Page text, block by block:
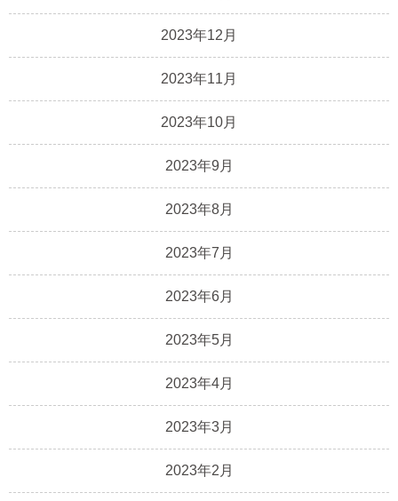
2023年12月
2023年11月
2023年10月
2023年9月
2023年8月
2023年7月
2023年6月
2023年5月
2023年4月
2023年3月
2023年2月